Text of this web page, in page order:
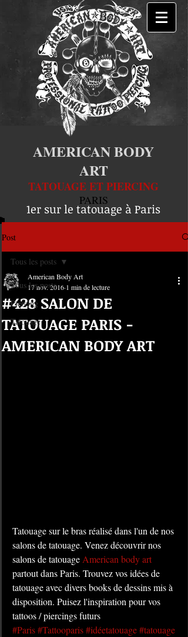
AMERICAN BODY
ART
TATOUAGE ET PIERCING
PARIS
1er sur le tatouage à Paris
Post
Tous les posts
Piercing
Tatouage
Tous les posts
#428 SALON DE
TATOUAGE PARIS -
AMERICAN BODY ART
American Body Art
17 nov. 2016 1 min de lecture
Tatouage sur le bras réalisé dans l'un de nos
salons de tatouage. Venez découvrir nos
salons de tatouage American body art
partout dans Paris. Trouvez vos idées de
tatouage avec divers books de dessins mis à
disposition. Puisez l'inspiration pour vos
tattoos / piercings futurs
#Paris#Tattooparis#idéetatouage#tatouage